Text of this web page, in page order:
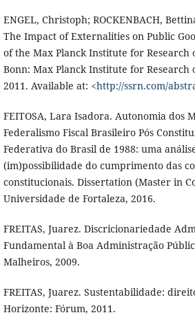
ENGEL, Christoph; ROCKENBACH,
The Impact of Externalities on Public
of the Max Planck Institute for Research
Bonn: Max Planck Institute for Research
2011. Available at: <http://ssrn.com/
FEITOSA, Lara Isadora. Autonomia dos
Federalismo Fiscal Brasileiro Pós
Federativa do Brasil de 1988: uma
(im)possibilidade do cumprimento das
constitucionais. Dissertation (Master in
Universidade de Fortaleza, 2016.
FREITAS, Juarez. Discricionariedade
Fundamental à Boa Administração
Malheiros, 2009.
FREITAS, Juarez. Sustentabilidade:
Horizonte: Fórum, 2011.